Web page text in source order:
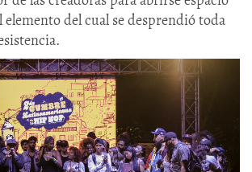
elemento del cual se desprendió toda